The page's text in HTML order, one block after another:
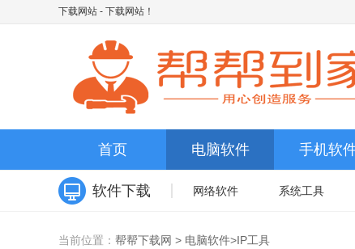
下载网站 - 下载网站！
首页 电脑软件 手机软
软件下载 网络软件 系统工具
当前位置： 帮帮下载网 > 电脑软件>IP工具